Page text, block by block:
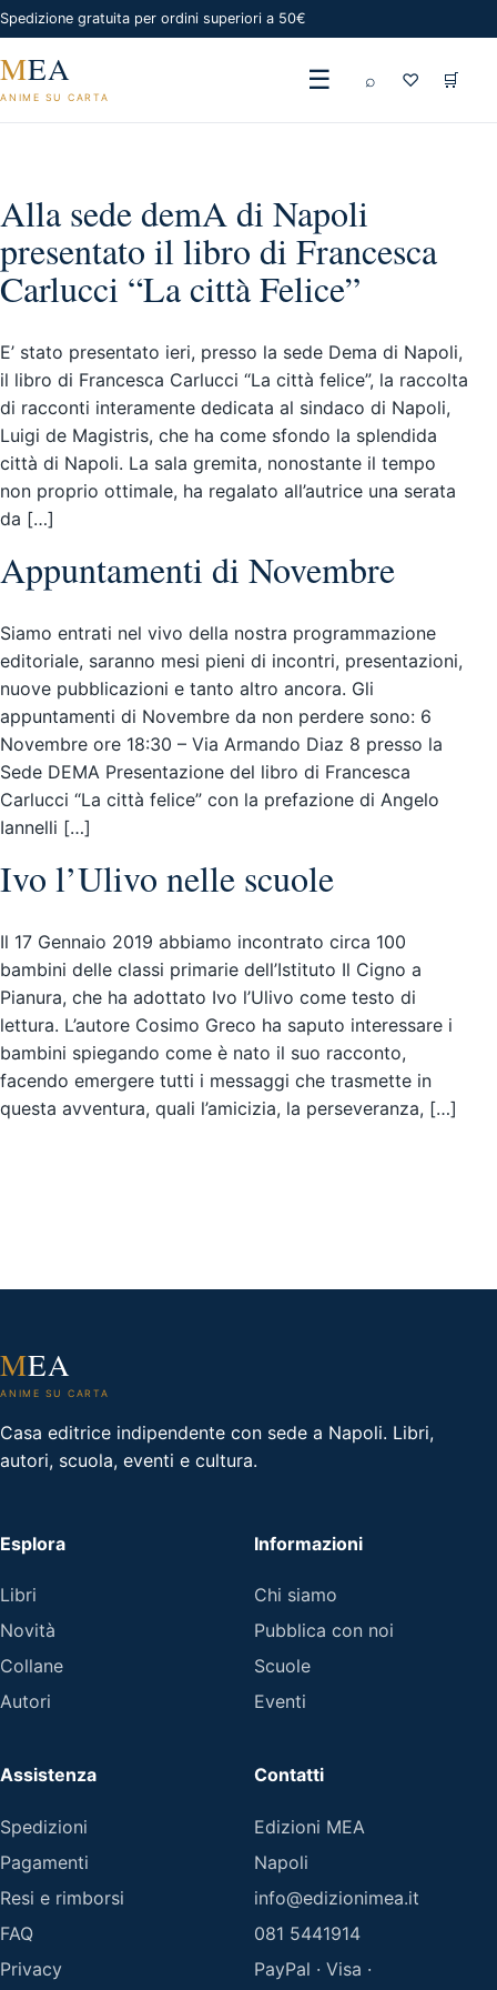
Spedizione gratuita per ordini superiori a 50€
MEA
ANIME SU CARTA
☰ ⌕ ♡ 🛒
Alla sede demA di Napoli
presentato il libro di Francesca
Carlucci “La città Felice”
E’ stato presentato ieri, presso la sede Dema di Napoli,
il libro di Francesca Carlucci “La città felice”, la raccolta
di racconti interamente dedicata al sindaco di Napoli,
Luigi de Magistris, che ha come sfondo la splendida
città di Napoli. La sala gremita, nonostante il tempo
non proprio ottimale, ha regalato all’autrice una serata
da […]
Appuntamenti di Novembre
Siamo entrati nel vivo della nostra programmazione
editoriale, saranno mesi pieni di incontri, presentazioni,
nuove pubblicazioni e tanto altro ancora. Gli
appuntamenti di Novembre da non perdere sono: 6
Novembre ore 18:30 – Via Armando Diaz 8 presso la
Sede DEMA Presentazione del libro di Francesca
Carlucci “La città felice” con la prefazione di Angelo
Iannelli […]
Ivo l’Ulivo nelle scuole
Il 17 Gennaio 2019 abbiamo incontrato circa 100
bambini delle classi primarie dell’Istituto Il Cigno a
Pianura, che ha adottato Ivo l’Ulivo come testo di
lettura. L’autore Cosimo Greco ha saputo interessare i
bambini spiegando come è nato il suo racconto,
facendo emergere tutti i messaggi che trasmette in
questa avventura, quali l’amicizia, la perseveranza, […]
MEA
ANIME SU CARTA
Casa editrice indipendente con sede a Napoli. Libri,
autori, scuola, eventi e cultura.
Esplora
Libri
Novità
Collane
Autori
Informazioni
Chi siamo
Pubblica con noi
Scuole
Eventi
Assistenza
Spedizioni
Pagamenti
Resi e rimborsi
FAQ
Privacy
Contatti
Edizioni MEA
Napoli
info@edizionimea.it
081 5441914
PayPal · Visa ·